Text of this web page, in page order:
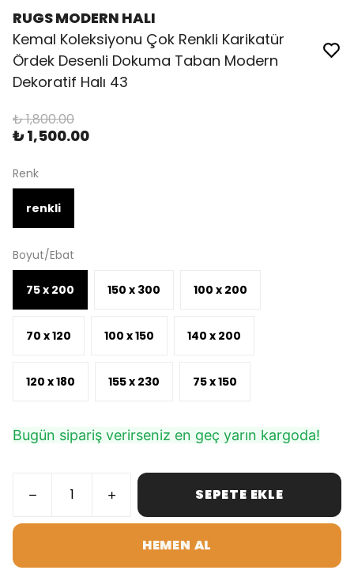
RUGS MODERN HALI
Kemal Koleksiyonu Çok Renkli Karikatür
Ördek Desenli Dokuma Taban Modern
Dekoratif Halı 43
₺ 1,800.00
₺ 1,500.00
Renk
renkli
Boyut/Ebat
75 x 200 150 x 300 100 x 200
70 x 120 100 x 150 140 x 200
120 x 180 155 x 230 75 x 150
Bugün sipariş verirseniz en geç yarın kargoda!
SEPETE EKLE
HEMEN AL